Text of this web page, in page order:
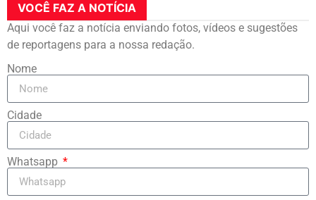
VOCÊ FAZ A NOTÍCIA
Aqui você faz a notícia enviando fotos, vídeos e sugestões
de reportagens para a nossa redação.
Nome
Cidade
Whatsapp